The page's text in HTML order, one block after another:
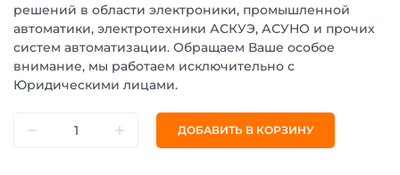
решений в области электроники, промышленной
автоматики, электротехники АСКУЭ, АСУНО и прочих
систем автоматизации. Обращаем Ваше особое
внимание, мы работаем исключительно с
Юридическими лицами.
ДОБАВИТЬ В КОРЗИНУ